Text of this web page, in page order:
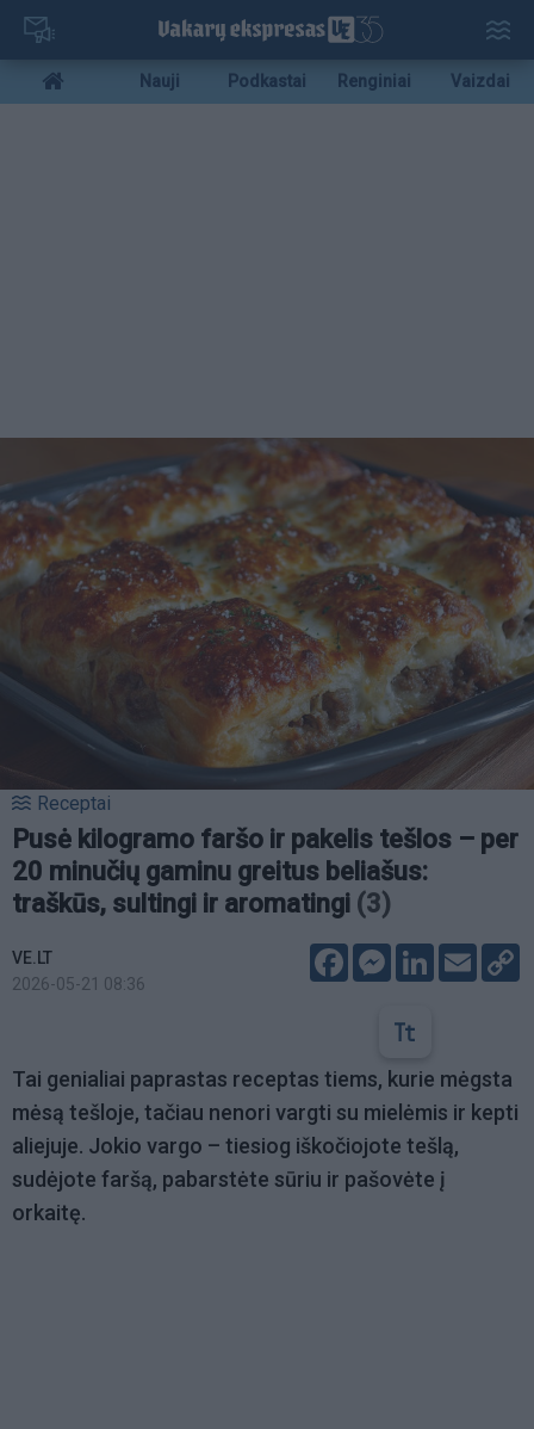
Pereiti
pagrindinį
turinį
Mobile
menu
Nauji Podkastai Renginiai Vaizdai
Receptai
Pusė kilogramo faršo ir pakelis tešlos – per
20 minučių gaminu greitus beliašus:
traškūs, sultingi ir aromatingi (3)
VE.LT
2026-05-21 08:36
FacebookMessenger
LinkedIn
Email
Tai genialiai paprastas receptas tiems, kurie mėgsta
mėsą tešloje, tačiau nenori vargti su mielėmis ir kepti
aliejuje. Jokio vargo – tiesiog iškočiojote tešlą,
sudėjote faršą, pabarstėte sūriu ir pašovėte į
orkaitę.